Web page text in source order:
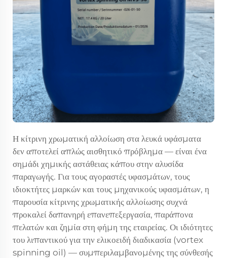
Η κίτρινη χρωματική αλλοίωση στα λευκά υφάσματα
δεν αποτελεί απλώς αισθητικό πρόβλημα — είναι ένα
σημάδι χημικής αστάθειας κάπου στην αλυσίδα
παραγωγής. Για τους αγοραστές υφασμάτων, τους
ιδιοκτήτες μαρκών και τους μηχανικούς υφασμάτων, η
παρουσία κίτρινης χρωματικής αλλοίωσης συχνά
προκαλεί δαπανηρή επανεπεξεργασία, παράπονα
πελατών και ζημία στη φήμη της εταιρείας. Οι ιδιότητες
του λιπαντικού για την ελικοειδή διαδικασία (vortex
spinning oil) — συμπεριλαμβανομένης της σύνθεσής